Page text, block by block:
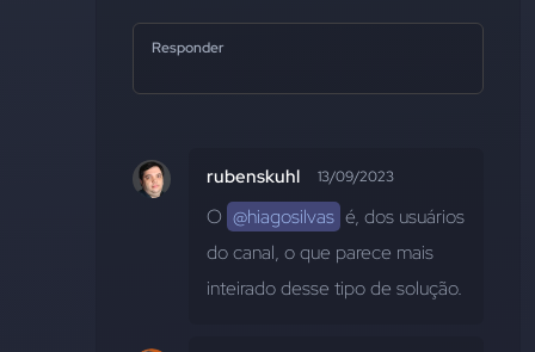
Responder
rubenskuhl 13/09/2023
O @hiagosilvas é, dos usuários
do canal, o que parece mais
inteirado desse tipo de solução.